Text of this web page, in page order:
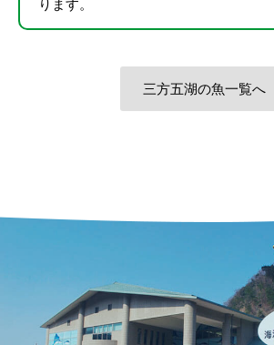
ります。
三方五湖の魚一覧へ